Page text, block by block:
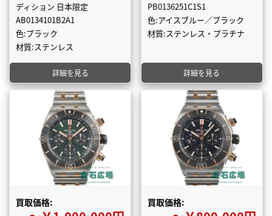
ディション 日本限定
AB0134101B2A1
色:ブラック
材質:ステンレス
詳細を見る
PB0136251C1S1
色:アイスブルー／ブラック
材質:ステンレス・プラチナ
詳細を見る
買取価格: 買取価格: